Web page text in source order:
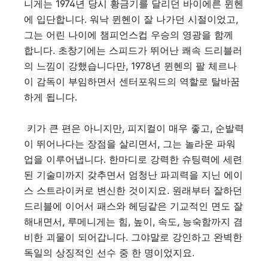
니게는 1974년 당시 황금기를 달리던 바이에른 뮌헨
에 입단합니다. 워낙 뮌헨이 잘 나가던 시절이었고,
그는 어린 나이에 챔피언스컵 우승의 영광을 함께
합니다. 초창기에는 스피드가 뛰어난 쾌속 드리블러
의 느낌이 강했습니다만, 1978년 뮌헨의 팔 체르나
이 감독이 부임하면서 센터포워드의 역할로 탈바꿈
하게 됩니다.
키가 큰 편은 아니지만, 피지컬이 매우 좋고, 순발력
이 뛰어나다는 장점을 살리면서, 그는 놀라운 파워
업을 이루어냅니다. 한마디로 강력한 슈팅력에 세련
된 기술미까지 갖추면서 엄청난 파괴력을 지닌 에이
스 스트라이커로 변신한 것이지요. 원래부터 잘하던
드리블에 이어서 패스와 헤딩같은 기교적인 면도 잘
해내면서, 루메니게는 힘, 높이, 속도, 능숙함까지 겸
비한 괴물이 되어갑니다. 그야말로 강인하고 완벽한
독일의 상징적인 선수 중 한 명이었지요.